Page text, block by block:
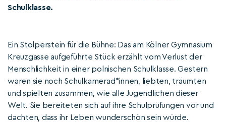
Schulklasse.
Ein Stolperstein für die Bühne: Das am Kölner Gymnasium
Kreuzgasse aufgeführte Stück erzählt vom Verlust der
Menschlichkeit in einer polnischen Schulklasse. Gestern
waren sie noch Schulkamerad*innen, liebten, träumten
und spielten zusammen, wie alle Jugendlichen dieser
Welt. Sie bereiteten sich auf ihre Schulprüfungen vor und
dachten, dass ihr Leben wunderschön sein würde.